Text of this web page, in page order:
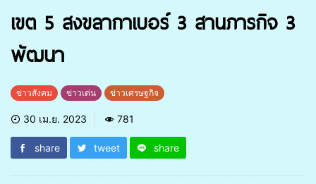
เขต 5 สงขลากาเบอร์ 3 สานภารกิจ 3
พัฒนา
ข่าวสังคม ข่าวเด่น ข่าวเศรษฐกิจ
30 เม.ย. 2023 781
share tweet share